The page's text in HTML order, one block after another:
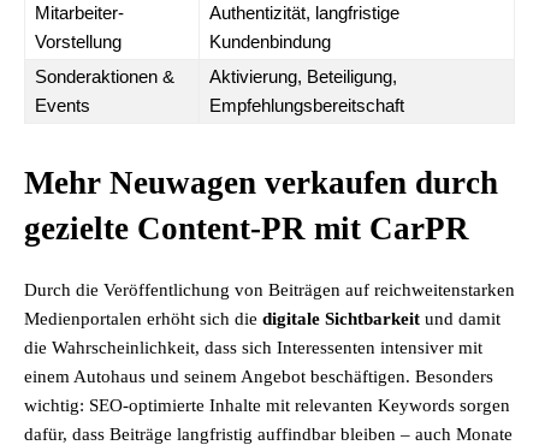
Mitarbeiter-
Vorstellung
Authentizität, langfristige
Kundenbindung
Sonderaktionen &
Events
Aktivierung, Beteiligung,
Empfehlungsbereitschaft
Mehr Neuwagen verkaufen durch
gezielte Content-PR mit CarPR
Durch die Veröffentlichung von Beiträgen auf reichweitenstarken
Medienportalen erhöht sich die digitale Sichtbarkeit und damit
die Wahrscheinlichkeit, dass sich Interessenten intensiver mit
einem Autohaus und seinem Angebot beschäftigen. Besonders
wichtig: SEO-optimierte Inhalte mit relevanten Keywords sorgen
dafür, dass Beiträge langfristig auffindbar bleiben – auch Monate